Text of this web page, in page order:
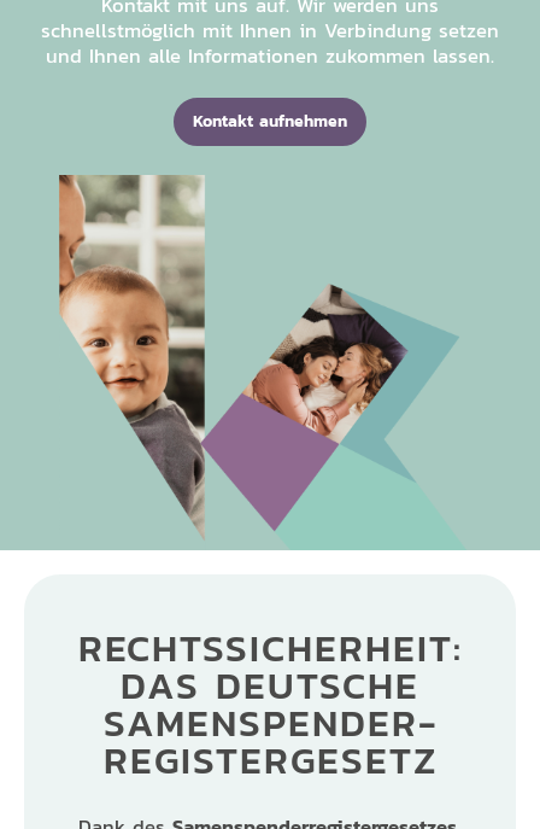
schnellstmöglich mit Ihnen in Verbindung setzen
und Ihnen alle Informationen zukommen lassen.
Kontakt aufnehmen
RECHTSSICHERHEIT:
DAS DEUTSCHE
SAMENSPENDER­
REGISTERGESETZ